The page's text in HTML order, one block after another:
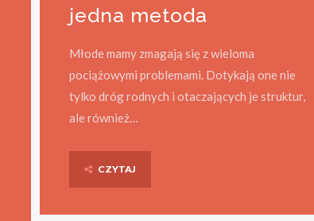
jedna metoda
Młode mamy zmagają się z wieloma
pociążowymi problemami. Dotykają one nie
tylko dróg rodnych i otaczających je struktur,
ale również…
CZYTAJ